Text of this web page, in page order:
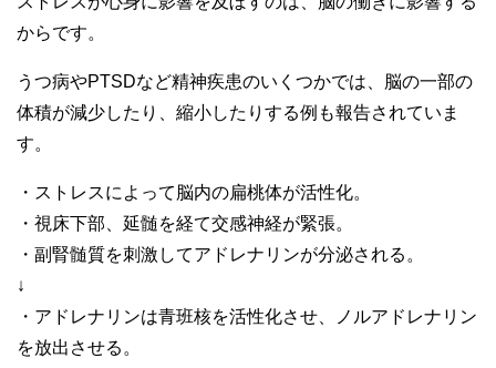
からです。
うつ病やPTSDなど精神疾患のいくつかでは、脳の一部の
体積が減少したり、縮小したりする例も報告されていま
す。
・ストレスによって脳内の扁桃体が活性化。
・視床下部、延髄を経て交感神経が緊張。
・副腎髄質を刺激してアドレナリンが分泌される。
↓
・アドレナリンは青班核を活性化させ、ノルアドレナリン
を放出させる。